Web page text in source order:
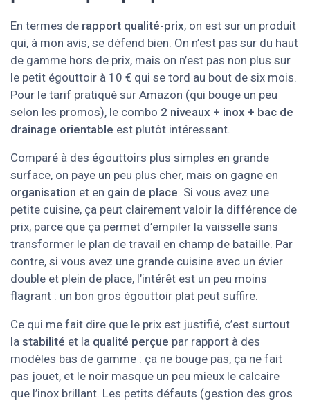
En termes de rapport qualité-prix, on est sur un produit
qui, à mon avis, se défend bien. On n’est pas sur du haut
de gamme hors de prix, mais on n’est pas non plus sur
le petit égouttoir à 10 € qui se tord au bout de six mois.
Pour le tarif pratiqué sur Amazon (qui bouge un peu
selon les promos), le combo 2 niveaux + inox + bac de
drainage orientable est plutôt intéressant.
Comparé à des égouttoirs plus simples en grande
surface, on paye un peu plus cher, mais on gagne en
organisation et en gain de place. Si vous avez une
petite cuisine, ça peut clairement valoir la différence de
prix, parce que ça permet d’empiler la vaisselle sans
transformer le plan de travail en champ de bataille. Par
contre, si vous avez une grande cuisine avec un évier
double et plein de place, l’intérêt est un peu moins
flagrant : un bon gros égouttoir plat peut suffire.
Ce qui me fait dire que le prix est justifié, c’est surtout
la stabilité et la qualité perçue par rapport à des
modèles bas de gamme : ça ne bouge pas, ça ne fait
pas jouet, et le noir masque un peu mieux le calcaire
que l’inox brillant. Les petits défauts (gestion des gros